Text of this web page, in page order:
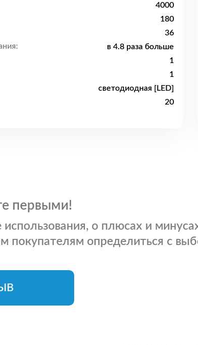
4000
180
36
в 4.8 раза больше
1
1
светодиодная [LED]
20
первыми!
о плюсах и
покупателям определиться с